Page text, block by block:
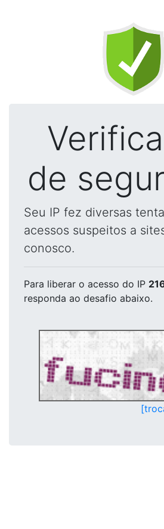
de
Seu IP fez diversas
acessos suspeitos a
conosco.
Para liberar o acesso do IP
responda ao desafio abaixo.